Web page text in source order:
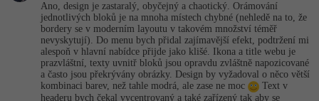
Ano, design je zastaralý, obyčejný a chaotický. Orámování
jednotlivých bloků je na mnoha místech chybné (nehledě na to, že
bordery se v moderním layoutu v takovém množství téměř
nevyskytují). Do menu bych přidal zajímavější efekt, podtržení mi
alespoň v hlavní nabídce přijde jako klišé. Ikona a title webu je
prazvláštní, texty uvnitř bloků jsou opravdu zvláštně napozicované
a často jsou překrývány obrázky. Design by vyžadoval o něco větší
kombinaci barev, než tahle modrá, ale zase ne moc
Text v
headeru bych čekal vycentrovaný a také zařízený tak aby se